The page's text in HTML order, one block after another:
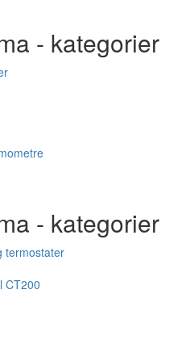
- kategorier
- kategorier
termostater
CT200